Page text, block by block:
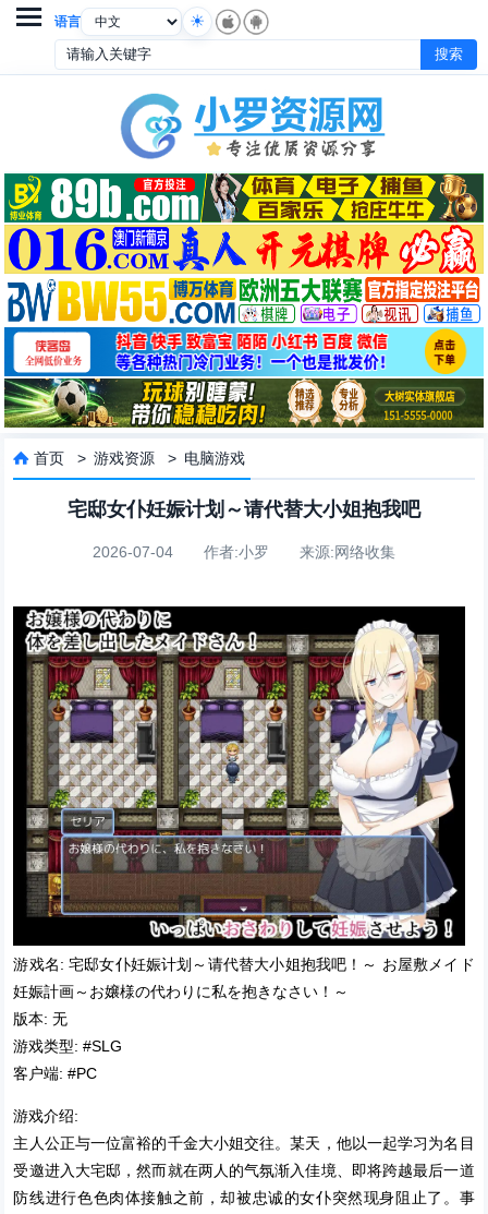
语言

 首页 >游戏资源 > 电脑游戏
宅邸女仆妊娠计划～请代替大小姐抱我吧
2026-07-04 作者:小罗 来源:网络收集
游戏名: 宅邸女仆妊娠计划～请代替大小姐抱我吧！～ お屋敷メイド
妊娠計画～お嬢様の代わりに私を抱きなさい！～
版本: 无
游戏类型: #SLG
客户端: #PC
游戏介绍:
主人公正与一位富裕的千金大小姐交往。某天，他以一起学习为名目
受邀进入大宅邸，然而就在两人的气氛渐入佳境、即将跨越最后一道
防线进行色色肉体接触之前，却被忠诚的女仆突然现身阻止了。事